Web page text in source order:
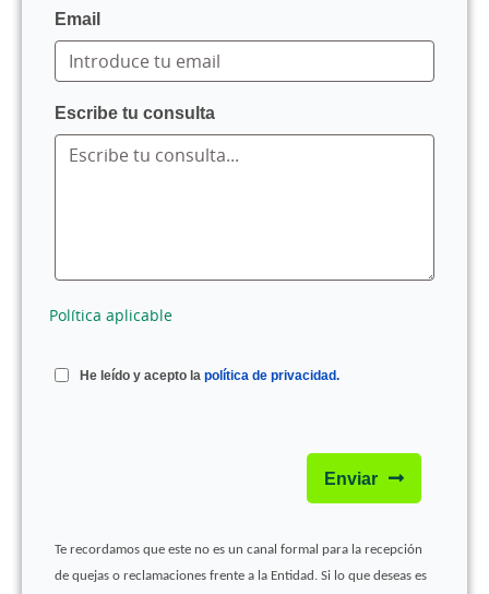
Email
Escribe tu consulta
Política aplicable
He leído y acepto lapolítica de privacidad.
Enviar
Te recordamos que este no es un canal formal para la recepción
de quejas o reclamaciones frente a la Entidad. Si lo que deseas es